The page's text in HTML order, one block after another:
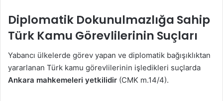
Diplomatik Dokunulmazlığa Sahip
Türk Kamu Görevlilerinin Suçları
Yabancı ülkelerde görev yapan ve diplomatik bağışıklıktan
yararlanan Türk kamu görevlilerinin işledikleri suçlarda
Ankara mahkemeleri yetkilidir (CMK m.14/4).